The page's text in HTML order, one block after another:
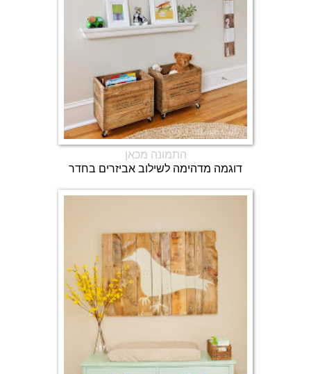
התמונה מכאן
דוגמה מדהימה לשילוב אביזרים בחדר